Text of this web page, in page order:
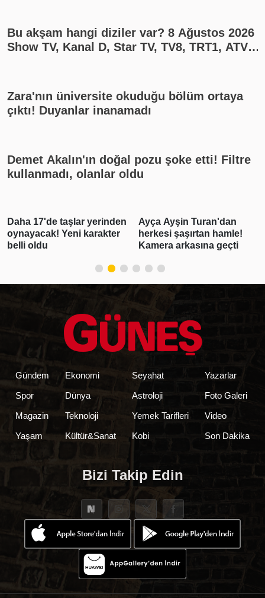
Bu akşam hangi diziler var? 8 Ağustos 2026
Show TV, Kanal D, Star TV, TV8, TRT1, ATV
Zara'nın üniversite okuduğu bölüm ortaya
çıktı! Duyanlar inanamadı
Demet Akalın'ın doğal pozu şoke etti! Filtre
kullanmadı, olanlar oldu
Daha 17'de taşlar yerinden
oynayacak! Yeni karakter
belli oldu
Ayça Ayşin Turan'dan
herkesi şaşırtan hamle!
Kamera arkasına geçti
Gündem
Spor
Magazin
Yaşam
Ekonomi
Dünya
Teknoloji
Kültür&Sanat
Seyahat
Astroloji
Yemek Tarifleri
Kobi
Yazarlar
Foto Galeri
Video
Son Dakika
Bizi Takip Edin